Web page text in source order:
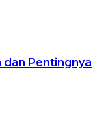
dan Pentingnya